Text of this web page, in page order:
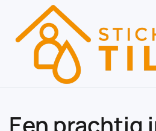
Skip to main content
Een prachtig